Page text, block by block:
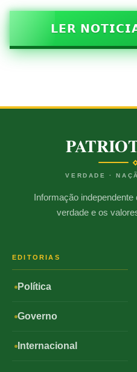
𝗟𝗘𝗥
VERDADE ·
Informação
verdade e os
EDITORIAS
Política
Governo
Internacional